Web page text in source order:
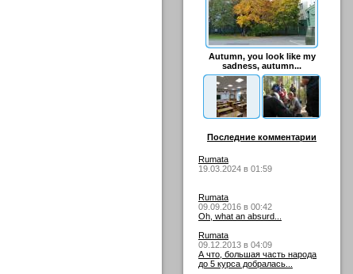
Autumn, you look like my
sadness, autumn...
Последние комментарии
Rumata
19.03.2024 в 01:59
Rumata
09.09.2016 в 00:42
Oh, what an absurd...
Rumata
09.12.2013 в 04:09
А что, большая часть народа
до 5 курса добралась...